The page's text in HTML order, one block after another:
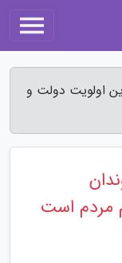
اولویت دولت و
مردم است